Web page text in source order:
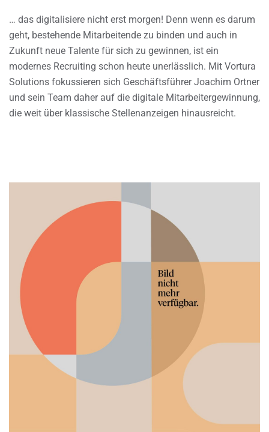
… das digitalisiere nicht erst morgen! Denn wenn es darum
geht, bestehende Mitarbeitende zu binden und auch in
Zukunft neue Talente für sich zu gewinnen, ist ein
modernes Recruiting schon heute unerlässlich. Mit Vortura
Solutions fokussieren sich Geschäftsführer Joachim Ortner
und sein Team daher auf die digitale Mitarbeitergewinnung,
die weit über klassische Stellenanzeigen hinausreicht.